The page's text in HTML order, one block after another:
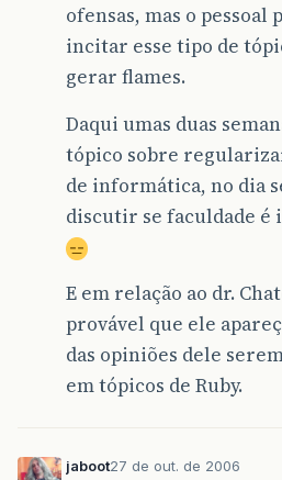
ofensas, mas o pessoal
incitar esse tipo de
gerar flames.
Daqui umas duas
tópico sobre
de informática, no dia
discutir se faculdade
E em relação ao dr.
provável que ele
das opiniões dele
em tópicos de Ruby.
jaboot27 de out. de 2006